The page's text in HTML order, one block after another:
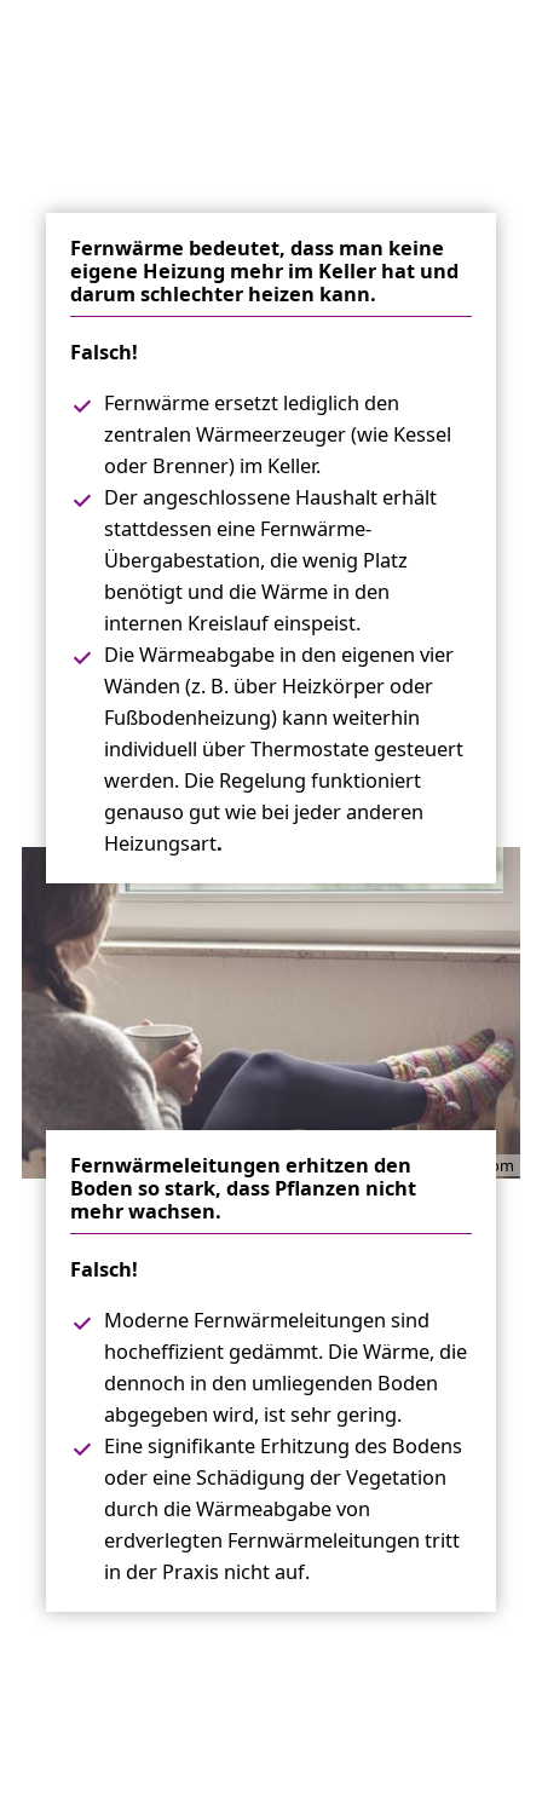
weixx/stock.adobe.com
Fernwärme bedeutet, dass man keine
eigene Heizung mehr im Keller hat und
darum schlechter heizen kann.
Falsch!
Fernwärme ersetzt lediglich den
zentralen Wärmeerzeuger (wie Kessel
oder Brenner) im Keller.
Der angeschlossene Haushalt erhält
stattdessen eine Fernwärme-
Übergabestation, die wenig Platz
benötigt und die Wärme in den
internen Kreislauf einspeist.
Die Wärmeabgabe in den eigenen vier
Wänden (z. B. über Heizkörper oder
Fußbodenheizung) kann weiterhin
individuell über Thermostate gesteuert
werden. Die Regelung funktioniert
genauso gut wie bei jeder anderen
Heizungsart.
Fernwärmeleitungen erhitzen den
Boden so stark, dass Pflanzen nicht
mehr wachsen.
Falsch!
Moderne Fernwärmeleitungen sind
hocheffizient gedämmt. Die Wärme, die
dennoch in den umliegenden Boden
abgegeben wird, ist sehr gering.
Eine signifikante Erhitzung des Bodens
oder eine Schädigung der Vegetation
durch die Wärmeabgabe von
erdverlegten Fernwärmeleitungen tritt
in der Praxis nicht auf.